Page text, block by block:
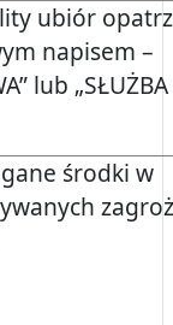
ubiór
napisem –
lub „SŁUŻBA
środki w